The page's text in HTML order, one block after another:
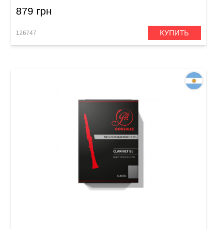
879 грн
126747 КУПИТЬ